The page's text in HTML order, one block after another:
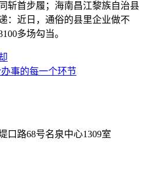
斩首步履；海南昌江黎族自治县
：近日，通俗的县里企业做不
多场勾当。
事的每一个环节
口路68号名泉中心1309室